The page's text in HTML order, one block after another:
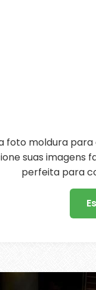
foto moldura
suas imagens
perfeita para